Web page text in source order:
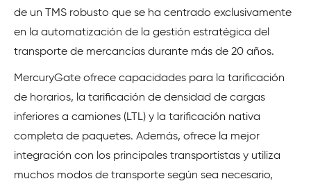
de un TMS robusto que se ha centrado exclusivamente
en la automatización de la gestión estratégica del
transporte de mercancías durante más de 20 años.
MercuryGate ofrece capacidades para la tarificación
de horarios, la tarificación de densidad de cargas
inferiores a camiones (LTL) y la tarificación nativa
completa de paquetes. Además, ofrece la mejor
integración con los principales transportistas y utiliza
muchos modos de transporte según sea necesario,